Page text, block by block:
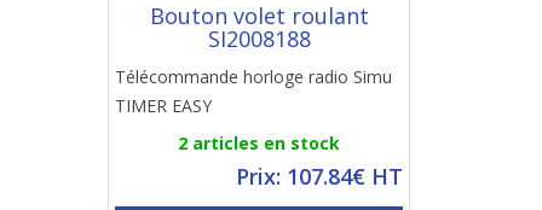
Bouton volet roulant
SI2008188
Télécommande horloge radio Simu
TIMER EASY
2 articles en stock
Prix: 107.84€ HT